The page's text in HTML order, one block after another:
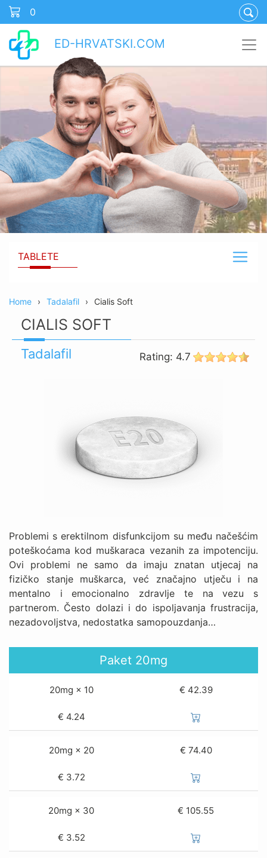
0
ED-HRVATSKI.COM
TABLETE
Home Tadalafil Cialis Soft
CIALIS SOFT
Tadalafil
Problemi s erektilnom disfunkcijom su među načešćim
poteškoćama kod muškaraca vezanih za impotenciju.
Ovi problemi ne samo da imaju znatan utjecaj na
fizičko stanje muškarca, već značajno utječu i na
mentalno i emocionalno zdravlje te na vezu s
partnerom. Često dolazi i do ispoljavanja frustracija,
nezadovoljstva, nedostatka samopouzdanja…
Rating: 4.7
Paket 20mg
20mg × 10 € 42.39
€ 4.24
20mg × 20 € 74.40
€ 3.72
20mg × 30 € 105.55
€ 3.52